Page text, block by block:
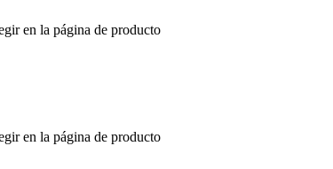
en la página de producto
en la página de producto